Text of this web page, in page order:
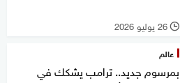
l 26 يوليو 2026
عالم
بمرسوم جديد.. ترامب يشكك في